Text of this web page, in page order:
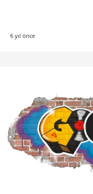
6 yıl önce